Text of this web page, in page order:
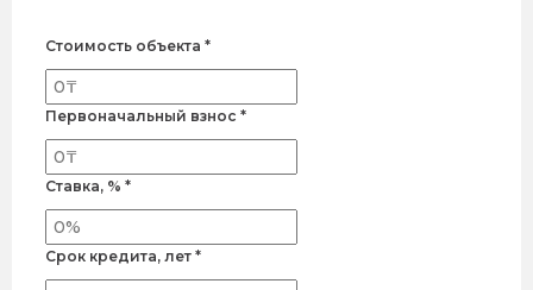
Стоимость объекта *
Первоначальный взнос *
Ставка, % *
Срок кредита, лет *